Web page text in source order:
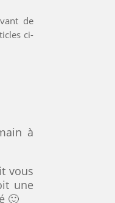
de
ci-
à
vous
une
🙂